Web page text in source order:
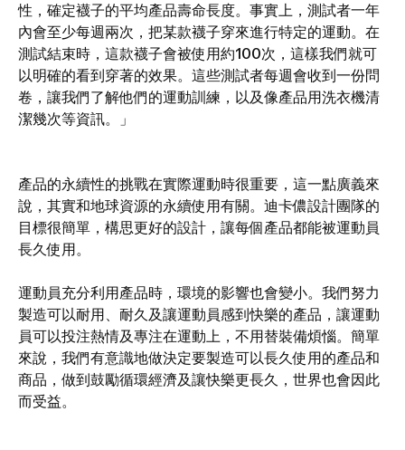
性，確定襪子的平均產品壽命長度。事實上，測試者一年
內會至少每週兩次，把某款襪子穿來進行特定的運動。在
測試結束時，這款襪子會被使用約100次，這樣我們就可
以明確的看到穿著的效果。這些測試者每週會收到一份問
卷，讓我們了解他們的運動訓練，以及像產品用洗衣機清
潔幾次等資訊。」
產品的永續性的挑戰在實際運動時很重要，這一點廣義來
說，其實和地球資源的永續使用有關。迪卡儂設計團隊的
目標很簡單，構思更好的設計，讓每個產品都能被運動員
長久使用。
運動員充分利用產品時，環境的影響也會變小。我們努力
製造可以耐用、耐久及讓運動員感到快樂的產品，讓運動
員可以投注熱情及專注在運動上，不用替裝備煩惱。簡單
來說，我們有意識地做決定要製造可以長久使用的產品和
商品，做到鼓勵循環經濟及讓快樂更長久，世界也會因此
而受益。